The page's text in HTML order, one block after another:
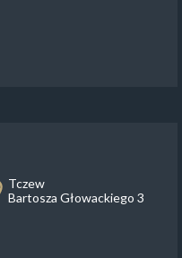
Tczew
Bartosza Głowackiego 3